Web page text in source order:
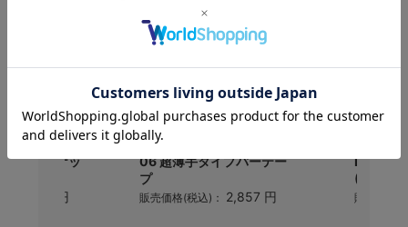
ン)
ムブラケッ
14,025 円
OGK(オージーケー) BT-
06 超薄手タイプバーテー
プ
販売価格(税込)： 2,857 円
HG71 6/
(116L)
販売価格(